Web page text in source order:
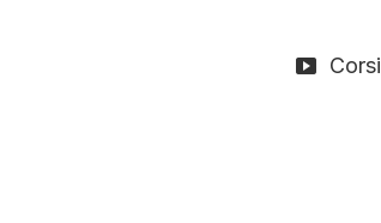
Corsi